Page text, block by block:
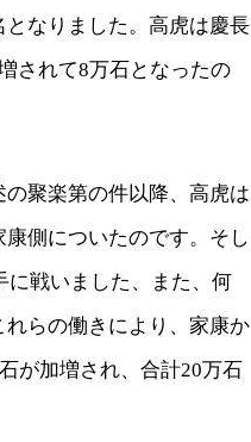
なりました。高虎は慶長
されて8万石となったの
聚楽第の件以降、高虎は
側についたのです。そし
に戦いました、また、何
らの働きにより、家康か
が加増され、合計20万石